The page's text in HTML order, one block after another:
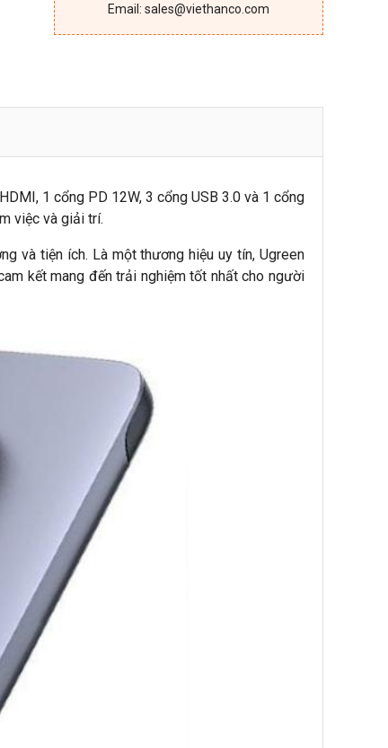
Email: sales@viethanco.com
1 cổng PD 12W, 3 cổng USB 3.0 và 1 cổng
việc và giải trí.
và tiện ích. Là một thương hiệu uy tín, Ugreen
kết mang đến trải nghiệm tốt nhất cho người